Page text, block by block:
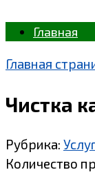
Главная
Главная
Чистка
Рубрика:
Количество